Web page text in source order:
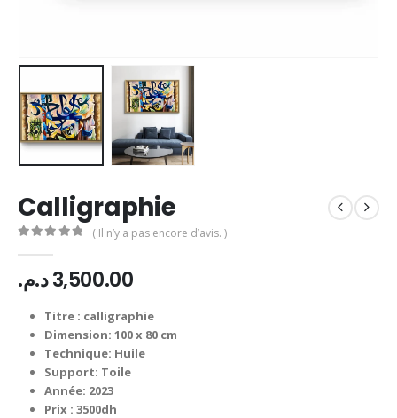
Calligraphie
( Il n’y a pas encore d’avis. )
3,500.00د.م.
Titre : calligraphie
Dimension: 100 x 80 cm
Technique: Huile
Support: Toile
Année: 2023
Prix : 3500dh